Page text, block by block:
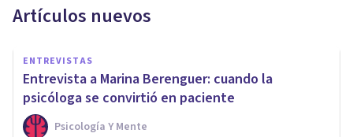
Artículos nuevos
ENTREVISTAS
Entrevista a Marina Berenguer: cuando la
psicóloga se convirtió en paciente
Psicología Y Mente